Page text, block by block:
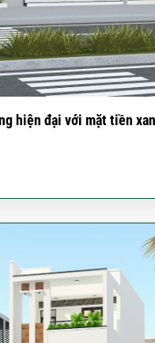
hiện đại với mặt tiền